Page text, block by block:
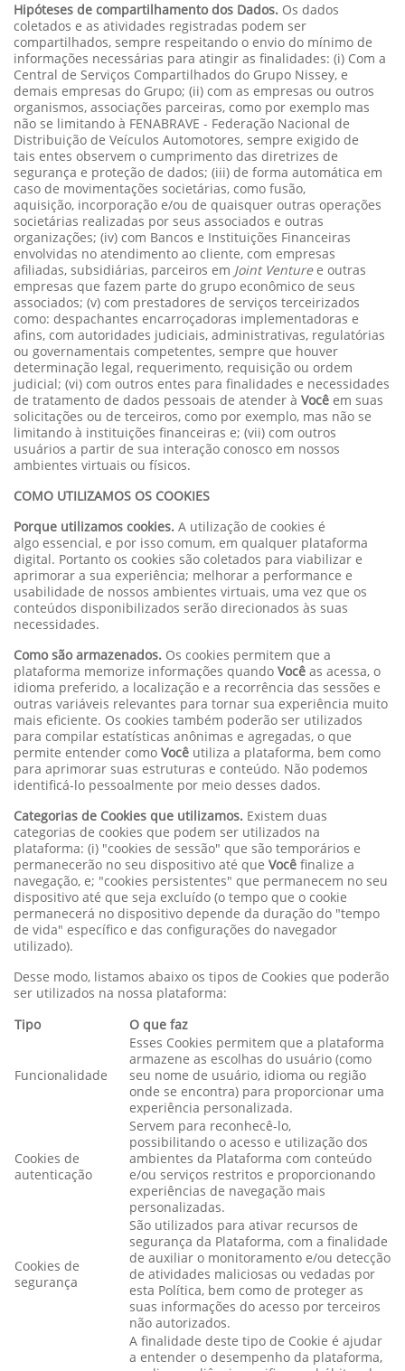
Hipóteses de compartilhamento dos Dados. Os dados
coletados e as atividades registradas podem ser
compartilhados, sempre respeitando o envio do mínimo de
informações necessárias para atingir as finalidades: (i) Com a
Central de Serviços Compartilhados do Grupo Nissey, e
demais empresas do Grupo; (ii) com as empresas ou outros
organismos, associações parceiras, como por exemplo mas
não se limitando à FENABRAVE - Federação Nacional de
Distribuição de Veículos Automotores, sempre exigido de
tais entes observem o cumprimento das diretrizes de
segurança e proteção de dados; (iii) de forma automática em
caso de movimentações societárias, como fusão,
aquisição, incorporação e/ou de quaisquer outras operações
societárias realizadas por seus associados e outras
organizações; (iv) com Bancos e Instituições Financeiras
envolvidas no atendimento ao cliente, com empresas
afiliadas, subsidiárias, parceiros em Joint Venturee outras
empresas que fazem parte do grupo econômico de seus
associados; (v) com prestadores de serviços terceirizados
como: despachantes encarroçadoras implementadoras e
afins, com autoridades judiciais, administrativas, regulatórias
ou governamentais competentes, sempre que houver
determinação legal, requerimento, requisição ou ordem
judicial; (vi) com outros entes para finalidades e necessidades
de tratamento de dados pessoais de atender à Você em suas
solicitações ou de terceiros, como por exemplo, mas não se
limitando à instituições financeiras e; (vii) com outros
usuários a partir de sua interação conosco em nossos
ambientes virtuais ou físicos.
COMO UTILIZAMOS OS COOKIES
Porque utilizamos cookies. A utilização de cookies é
algo essencial, e por isso comum, em qualquer plataforma
digital. Portanto os cookies são coletados para viabilizar e
aprimorar a sua experiência; melhorar a performance e
usabilidade de nossos ambientes virtuais, uma vez que os
conteúdos disponibilizados serão direcionados às suas
necessidades.
Como são armazenados. Os cookies permitem que a
plataforma memorize informações quando Você as acessa, o
idioma preferido, a localização e a recorrência das sessões e
outras variáveis relevantes para tornar sua experiência muito
mais eficiente. Os cookies também poderão ser utilizados
para compilar estatísticas anônimas e agregadas, o que
permite entender como Você utiliza a plataforma, bem como
para aprimorar suas estruturas e conteúdo. Não podemos
identificá-lo pessoalmente por meio desses dados.
Categorias de Cookies que utilizamos. Existem duas
categorias de cookies que podem ser utilizados na
plataforma: (i) "cookies de sessão" que são temporários e
permanecerão no seu dispositivo até que Você finalize a
navegação, e; "cookies persistentes" que permanecem no seu
dispositivo até que seja excluído (o tempo que o cookie
permanecerá no dispositivo depende da duração do "tempo
de vida" específico e das configurações do navegador
utilizado).
Desse modo, listamos abaixo os tipos de Cookies que poderão
ser utilizados na nossa plataforma:
Tipo
O que faz
Funcionalidade
Esses Cookies permitem que a plataforma
armazene as escolhas do usuário (como
seu nome de usuário, idioma ou região
onde se encontra) para proporcionar uma
experiência personalizada.
Cookies de
autenticação
Servem para reconhecê-lo,
possibilitando o acesso e utilização dos
ambientes da Plataforma com conteúdo
e/ou serviços restritos e proporcionando
experiências de navegação mais
personalizadas.
Cookies de
segurança
São utilizados para ativar recursos de
segurança da Plataforma, com a finalidade
de auxiliar o monitoramento e/ou detecção
de atividades maliciosas ou vedadas por
esta Política, bem como de proteger as
suas informações do acesso por terceiros
não autorizados.
A finalidade deste tipo de Cookie é ajudar
a entender o desempenho da plataforma,